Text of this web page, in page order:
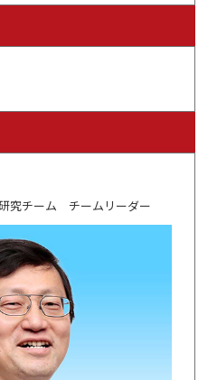
究チーム チームリーダー